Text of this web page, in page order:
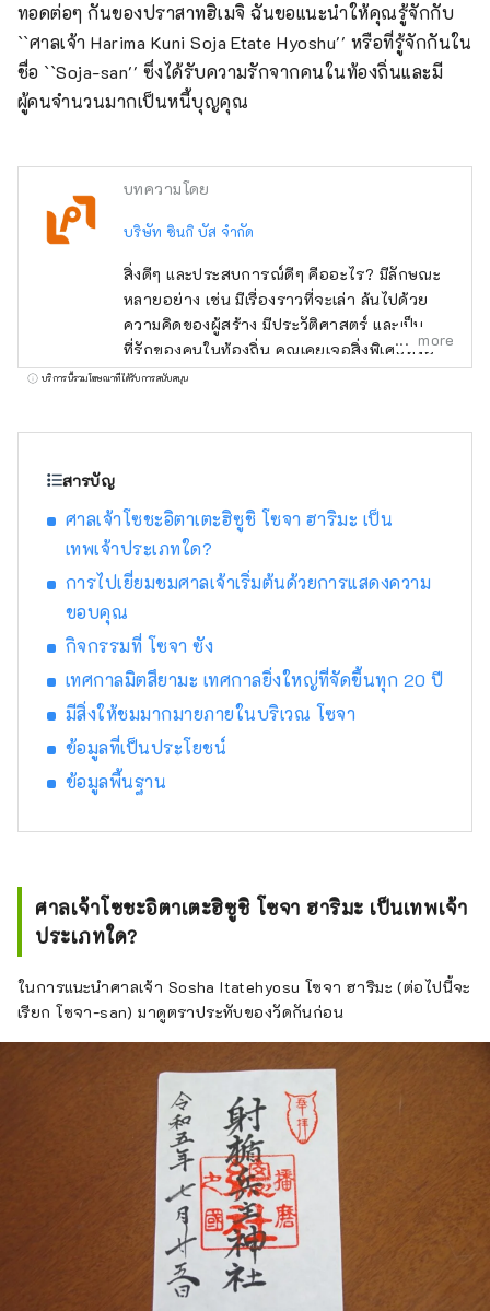
ทอดต่อๆ กันของปราสาทฮิเมจิ ฉันขอแนะนำให้คุณรู้จักกับ
``ศาลเจ้า Harima Kuni Soja Etate Hyoshu'' หรือที่รู้จักกันใน
ชื่อ ``Soja-san'' ซึ่งได้รับความรักจากคนในท้องถิ่นและมี
ผู้คนจำนวนมากเป็นหนี้บุญคุณ
บทความโดย
บริษัท ชินกิ บัส จำกัด
สิ่งดีๆ และประสบการณ์ดีๆ คืออะไร? มีลักษณะ
หลายอย่าง เช่น มีเรื่องราวที่จะเล่า ล้นไปด้วย
ความคิดของผู้สร้าง มีประวัติศาสตร์ และเป็น
ที่รักของคนในท้องถิ่น คุณเคยเจอสิ่งพิเศษหรือ
ประสบการณ์ที่ทำให้คุณอยากบอกใครสักคน
ต่อ" และให้ข้อมูลที่จะช่วยลดระยะห่างทาง
อารมณ์ระหว่างลูกค้าและภูมิภาคของจังหวัดเฮีย
วโกะ จะถูกส่งไป .
more
บริการนี้รวมโฆษณาที่ได้รับการสนับสนุน
สารบัญ
ศาลเจ้าโซชะอิตาเตะฮิซูชิ โซจา ฮาริมะ เป็น
เทพเจ้าประเภทใด?
การไปเยี่ยมชมศาลเจ้าเริ่มต้นด้วยการแสดงความ
ขอบคุณ
กิจกรรมที่ โซจา ซัง
เทศกาลมิตสึยามะ เทศกาลยิ่งใหญ่ที่จัดขึ้นทุก 20 ปี
มีสิ่งให้ชมมากมายภายในบริเวณ โซจา
ข้อมูลที่เป็นประโยชน์
ข้อมูลพื้นฐาน
ศาลเจ้าโซชะอิตาเตะฮิซูชิ โซจา ฮาริมะ เป็นเทพเจ้า
ประเภทใด?
ในการแนะนำศาลเจ้า Sosha Itatehyosu โซจา ฮาริมะ (ต่อไปนี้จะ
เรียก โซจา-san) มาดูตราประทับของวัดกันก่อน